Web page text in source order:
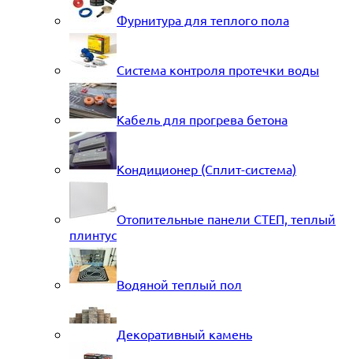
Фурнитура для теплого пола
Система контроля протечки воды
Кабель для прогрева бетона
Кондиционер (Сплит-система)
Отопительные панели СТЕП, теплый
плинтус
Водяной теплый пол
Декоративный камень